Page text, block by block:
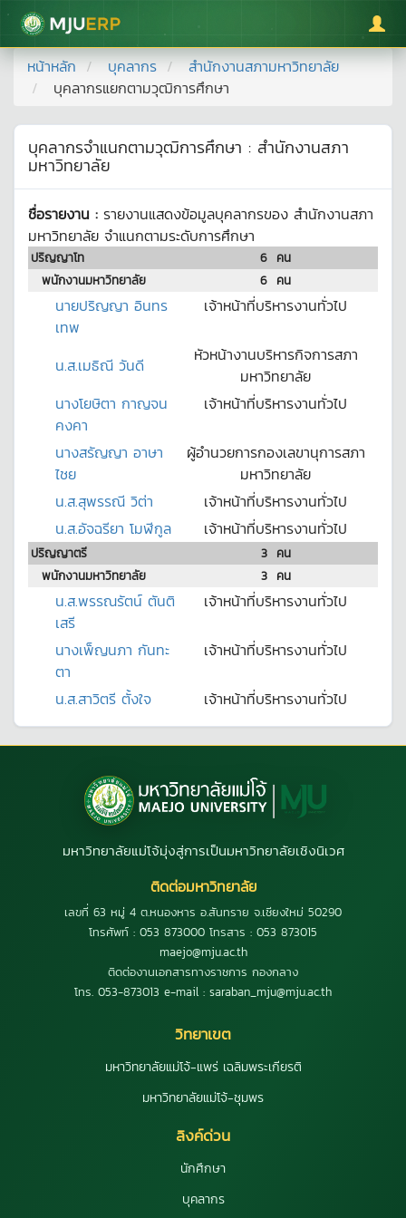
มหาวิทยาลัยแม่โจ้
หน้าหลัก บุคลากร
สำนักงานสภามหาวิทยาลัย
บุคลากรแยกตามวุฒิการศึกษา
บุคลากรจำแนกตามวุฒิการศึกษา : สำนักงานสภา
มหาวิทยาลัย
ชื่อรายงาน : รายงานแสดงข้อมูลบุคลากรของ สำนักงานสภา
มหาวิทยาลัย จำแนกตามระดับการศึกษา
ปริญญาโท 6 คน
พนักงานมหาวิทยาลัย
6 คน
นายปริญญา อินทร
เทพ
เจ้าหน้าที่บริหารงานทั่วไป
น.ส.เมธิณี วันดี
หัวหน้างานบริหารกิจการสภา
มหาวิทยาลัย
นางโยษิตา กาญจน
คงคา
เจ้าหน้าที่บริหารงานทั่วไป
นางสรัญญา อาษา
ไชย
ผู้อำนวยการกองเลขานุการสภา
มหาวิทยาลัย
น.ส.สุพรรณี วิต่า
เจ้าหน้าที่บริหารงานทั่วไป
น.ส.อัจฉรียา โมฬีกูล
เจ้าหน้าที่บริหารงานทั่วไป
ปริญญาตรี 3คน
พนักงานมหาวิทยาลัย
3คน
น.ส.พรรณรัตน์ ตันติ
เสรี
เจ้าหน้าที่บริหารงานทั่วไป
นางเพ็ญนภา กันทะ
ตา
เจ้าหน้าที่บริหารงานทั่วไป
น.ส.สาวิตรี ตั้งใจ เจ้าหน้าที่บริหารงานทั่วไป
มหาวิทยาลัยแม่โจ้มุ่งสู่การเป็นมหาวิทยาลัยเชิงนิเวศ
ติดต่อมหาวิทยาลัย
เลขที่ 63 หมู่ 4 ต.หนองหาร อ.สันทราย จ.เชียงใหม่ 50290
โทรศัพท์ : 053 873000 โทรสาร : 053 873015
maejo@mju.ac.th
ติดต่องานเอกสารทางราชการ กองกลาง
โทร. 053-873013 e-mail : saraban_mju@mju.ac.th
วิทยาเขต
มหาวิทยาลัยแม่โจ้-แพร่ เฉลิมพระเกียรติ
มหาวิทยาลัยแม่โจ้-ชุมพร
ลิงค์ด่วน
นักศึกษา
บุคลากร